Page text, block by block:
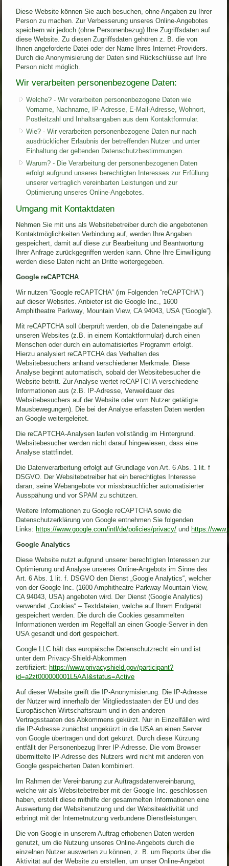
Diese Website können Sie auch besuchen, ohne Angaben zu Ihrer
Person zu machen. Zur Verbesserung unseres Online-Angebotes
speichern wir jedoch (ohne Personenbezug) Ihre Zugriffsdaten auf
diese Website. Zu diesen Zugriffsdaten gehören z. B. die von
Ihnen angeforderte Datei oder der Name Ihres Internet-Providers.
Durch die Anonymisierung der Daten sind Rückschlüsse auf Ihre
Person nicht möglich.
Wir verarbeiten personenbezogene Daten:
Welche? - Wir verarbeiten personenbezogene Daten wie
Vorname, Nachname, IP-Adresse, E-Mail-Adresse, Wohnort,
Postleitzahl und Inhaltsangaben aus dem Kontaktformular.
Wie? - Wir verarbeiten personenbezogene Daten nur nach
ausdrücklicher Erlaubnis der betreffenden Nutzer und unter
Einhaltung der geltenden Datenschutzbestimmungen.
Warum? - Die Verarbeitung der personenbezogenen Daten
erfolgt aufgrund unseres berechtigten Interesses zur Erfüllung
unserer vertraglich vereinbarten Leistungen und zur
Optimierung unseres Online-Angebotes.
Umgang mit Kontaktdaten
Nehmen Sie mit uns als Websitebetreiber durch die angebotenen
Kontaktmöglichkeiten Verbindung auf, werden Ihre Angaben
gespeichert, damit auf diese zur Bearbeitung und Beantwortung
Ihrer Anfrage zurückgegriffen werden kann. Ohne Ihre Einwilligung
werden diese Daten nicht an Dritte weitergegeben.
Google reCAPTCHA
Wir nutzen “Google reCAPTCHA” (im Folgenden “reCAPTCHA”)
auf dieser Websites. Anbieter ist die Google Inc., 1600
Amphitheatre Parkway, Mountain View, CA 94043, USA (“Google”).
Mit reCAPTCHA soll überprüft werden, ob die Dateneingabe auf
unseren Websites (z.B. in einem Kontaktformular) durch einen
Menschen oder durch ein automatisiertes Programm erfolgt.
Hierzu analysiert reCAPTCHA das Verhalten des
Websitebesuchers anhand verschiedener Merkmale. Diese
Analyse beginnt automatisch, sobald der Websitebesucher die
Website betritt. Zur Analyse wertet reCAPTCHA verschiedene
Informationen aus (z.B. IP-Adresse, Verweildauer des
Websitebesuchers auf der Website oder vom Nutzer getätigte
Mausbewegungen). Die bei der Analyse erfassten Daten werden
an Google weitergeleitet.
Die reCAPTCHA-Analysen laufen vollständig im Hintergrund.
Websitebesucher werden nicht darauf hingewiesen, dass eine
Analyse stattfindet.
Die Datenverarbeitung erfolgt auf Grundlage von Art. 6 Abs. 1 lit. f
DSGVO. Der Websitebetreiber hat ein berechtigtes Interesse
daran, seine Webangebote vor missbräuchlicher automatisierter
Ausspähung und vor SPAM zu schützen.
Weitere Informationen zu Google reCAPTCHA sowie die
Datenschutzerklärung von Google entnehmen Sie folgenden
Links: https://www.google.com/intl/de/policies/privacy/ und https://
Google Analytics
Diese Website nutzt aufgrund unserer berechtigten Interessen zur
Optimierung und Analyse unseres Online-Angebots im Sinne des
Art. 6 Abs. 1 lit. f. DSGVO den Dienst „Google Analytics“, welcher
von der Google Inc. (1600 Amphitheatre Parkway Mountain View,
CA 94043, USA) angeboten wird. Der Dienst (Google Analytics)
verwendet „Cookies“ – Textdateien, welche auf Ihrem Endgerät
gespeichert werden. Die durch die Cookies gesammelten
Informationen werden im Regelfall an einen Google-Server in den
USA gesandt und dort gespeichert.
Google LLC hält das europäische Datenschutzrecht ein und ist
unter dem Privacy-Shield-Abkommen
zertifiziert: https://www.privacyshield.gov/participant?
id=a2zt000000001L5AAI&status=Active
Auf dieser Website greift die IP-Anonymisierung. Die IP-Adresse
der Nutzer wird innerhalb der Mitgliedsstaaten der EU und des
Europäischen Wirtschaftsraum und in den anderen
Vertragsstaaten des Abkommens gekürzt. Nur in Einzelfällen wird
die IP-Adresse zunächst ungekürzt in die USA an einen Server
von Google übertragen und dort gekürzt. Durch diese Kürzung
entfällt der Personenbezug Ihrer IP-Adresse. Die vom Browser
übermittelte IP-Adresse des Nutzers wird nicht mit anderen von
Google gespeicherten Daten kombiniert.
Im Rahmen der Vereinbarung zur Auftragsdatenvereinbarung,
welche wir als Websitebetreiber mit der Google Inc. geschlossen
haben, erstellt diese mithilfe der gesammelten Informationen eine
Auswertung der Websitenutzung und der Websiteaktivität und
erbringt mit der Internetnutzung verbundene Dienstleistungen.
Die von Google in unserem Auftrag erhobenen Daten werden
genutzt, um die Nutzung unseres Online-Angebots durch die
einzelnen Nutzer auswerten zu können, z. B. um Reports über die
Aktivität auf der Website zu erstellen, um unser Online-Angebot